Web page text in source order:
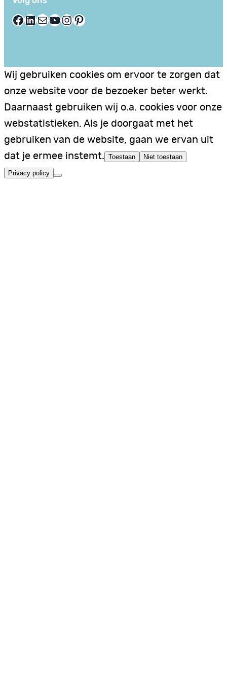
Facebook LinkedIn E-mail YouTube InstagramPinterest
Wij gebruiken cookies om ervoor te zorgen dat
onze website voor de bezoeker beter werkt.
Daarnaast gebruiken wij o.a. cookies voor onze
webstatistieken. Als je doorgaat met het
gebruiken van de website, gaan we ervan uit
dat je ermee instemt. Toestaan Niet toestaan
Privacy policy